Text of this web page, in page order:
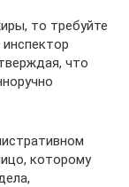
то требуйте
что
которому